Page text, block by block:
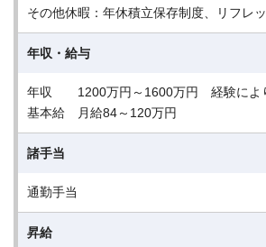
その他休暇：年休積立保存制度、リフレ
年収・給与
年収 1200万円～1600万円 経験によ
基本給 月給84～120万円
諸手当
通勤手当
昇給